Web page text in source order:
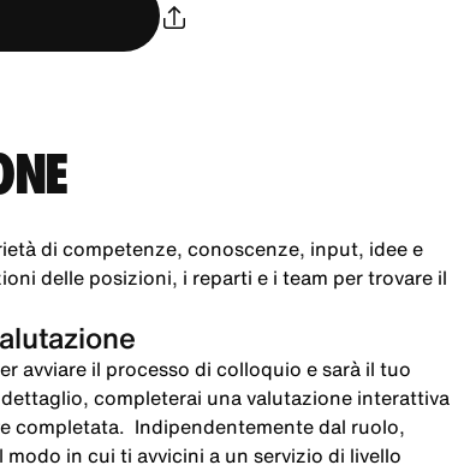
di competenze, conoscenze, input, idee e
delle posizioni, i reparti e i team per trovare il
avviare il processo di colloquio e sarà il tuo
completerai una valutazione interattiva
completata. Indipendentemente dal ruolo,
in cui ti avvicini a un servizio di livello